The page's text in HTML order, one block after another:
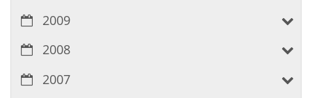
2009
2008
2007